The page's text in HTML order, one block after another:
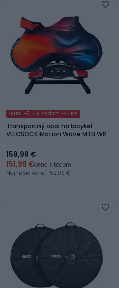
Extra -5 % s kódom EXTRA
Transportný obal na bicykel
VELOSOCK Motion Wave MTB WR
159,99 €
151,99 €cena s kódom
Najnižšia cena: 152,99 €